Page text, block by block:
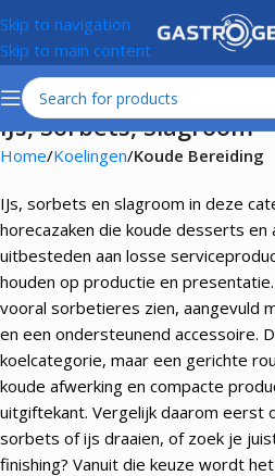
Skip to navigation
Skip to main content
IJs, Sorbets, Slagroom
Home Koelingen Koude Bereiding
IJs, sorbets en slagroom in deze
horecazaken die koude desserts en
uitbesteden aan losse
houden op productie en
vooral sorbetieres zien, aangevuld
en een ondersteunend accessoire.
koelcategorie, maar een gerichte
koude afwerking en compacte
uitgiftekant. Vergelijk daarom eerst
sorbets of ijs draaien, of zoek je
finishing? Vanuit die keuze wordt